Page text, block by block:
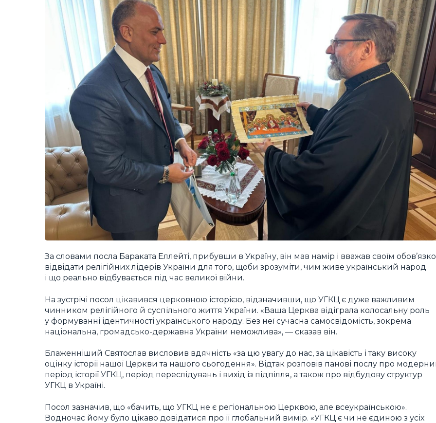
За словами посла Бараката Еллейті, прибувши в Україну, він мав намір і вважав своїм
відвідати релігійних лідерів України для того, щоби зрозуміти, чим живе український народ
і що реально відбувається під час великої війни.
На зустрічі посол цікавився церковною історією, відзначивши, що УГКЦ є дуже важливим
чинником релігійного й суспільного життя України. «Ваша Церква відіграла колосальну роль
у формуванні ідентичності українського народу. Без неї сучасна самосвідомість, зокрема
національна, громадсько-державна України неможлива», — сказав він.
Блаженніший Святослав висловив вдячність «за цю увагу до нас, за цікавість і таку високу
оцінку історії нашої Церкви та нашого сьогодення». Відтак розповів панові послу про
період історії УГКЦ, період переслідувань і вихід із підпілля, а також про відбудову структур
УГКЦ в Україні.
Посол зазначив, що «бачить, що УГКЦ не є регіональною Церквою, але всеукраїнською».
Водночас йому було цікаво довідатися про її глобальний вимір. «УГКЦ є чи не єдиною з усіх